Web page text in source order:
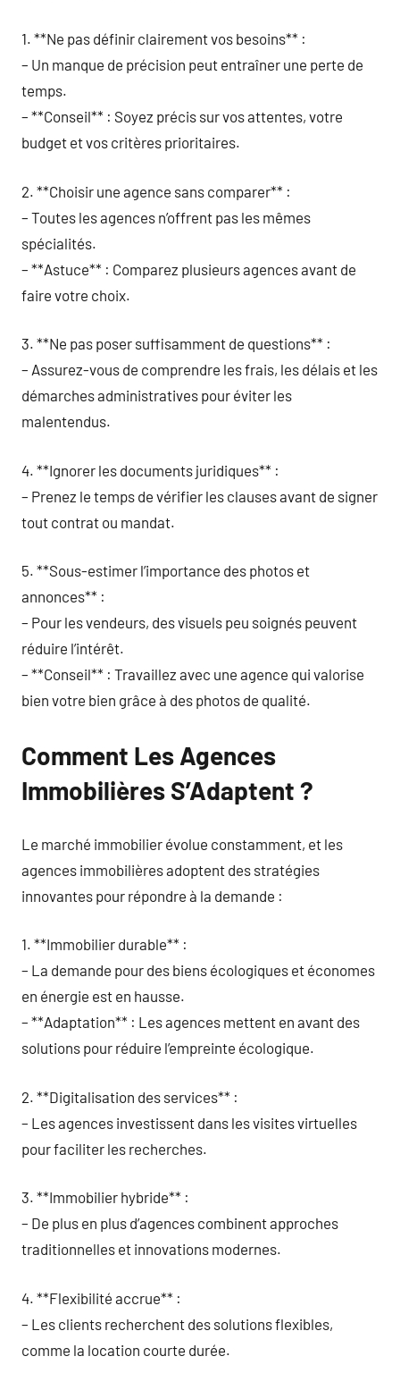
1. **Ne pas définir clairement vos besoins** :
– Un manque de précision peut entraîner une perte de
temps.
– **Conseil** : Soyez précis sur vos attentes, votre
budget et vos critères prioritaires.
2. **Choisir une agence sans comparer** :
– Toutes les agences n’offrent pas les mêmes
spécialités.
– **Astuce** : Comparez plusieurs agences avant de
faire votre choix.
3. **Ne pas poser suffisamment de questions** :
– Assurez-vous de comprendre les frais, les délais et les
démarches administratives pour éviter les
malentendus.
4. **Ignorer les documents juridiques** :
– Prenez le temps de vérifier les clauses avant de signer
tout contrat ou mandat.
5. **Sous-estimer l’importance des photos et
annonces** :
– Pour les vendeurs, des visuels peu soignés peuvent
réduire l’intérêt.
– **Conseil** : Travaillez avec une agence qui valorise
bien votre bien grâce à des photos de qualité.
Comment Les Agences
Immobilières S’Adaptent ?
Le marché immobilier évolue constamment, et les
agences immobilières adoptent des stratégies
innovantes pour répondre à la demande :
1. **Immobilier durable** :
– La demande pour des biens écologiques et économes
en énergie est en hausse.
– **Adaptation** : Les agences mettent en avant des
solutions pour réduire l’empreinte écologique.
2. **Digitalisation des services** :
– Les agences investissent dans les visites virtuelles
pour faciliter les recherches.
3. **Immobilier hybride** :
– De plus en plus d’agences combinent approches
traditionnelles et innovations modernes.
4. **Flexibilité accrue** :
– Les clients recherchent des solutions flexibles,
comme la location courte durée.